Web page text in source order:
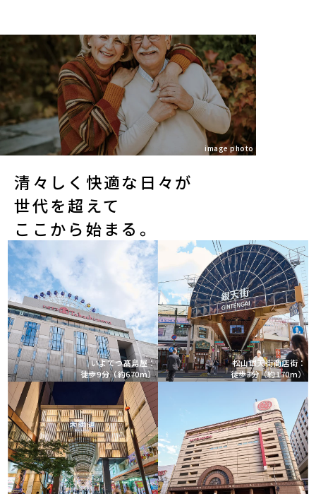
image photo
清々しく快適な日々が
世代を超えて
ここから始まる。
いよてつ髙島屋：
徒歩9分（約670m）
松山銀天街商店街：
徒歩3分（約170m）